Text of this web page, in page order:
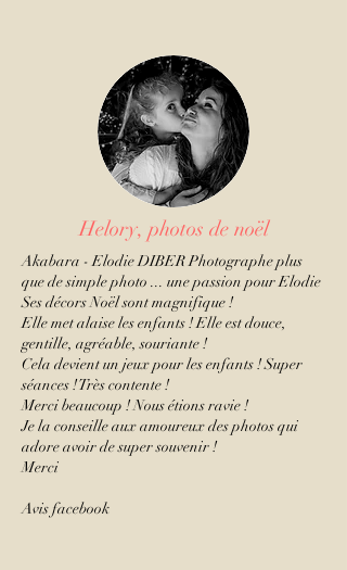
Helory, photos de noël
Akabara - Elodie DIBER Photographe plus
que de simple photo ... une passion pour Elodie
Ses décors Noël sont magnifique !
Elle met alaise les enfants ! Elle est douce,
gentille, agréable, souriante !
Cela devient un jeux pour les enfants ! Super
séances ! Très contente !
Merci beaucoup ! Nous étions ravie !
Je la conseille aux amoureux des photos qui
adore avoir de super souvenir !
Merci
Avis facebook